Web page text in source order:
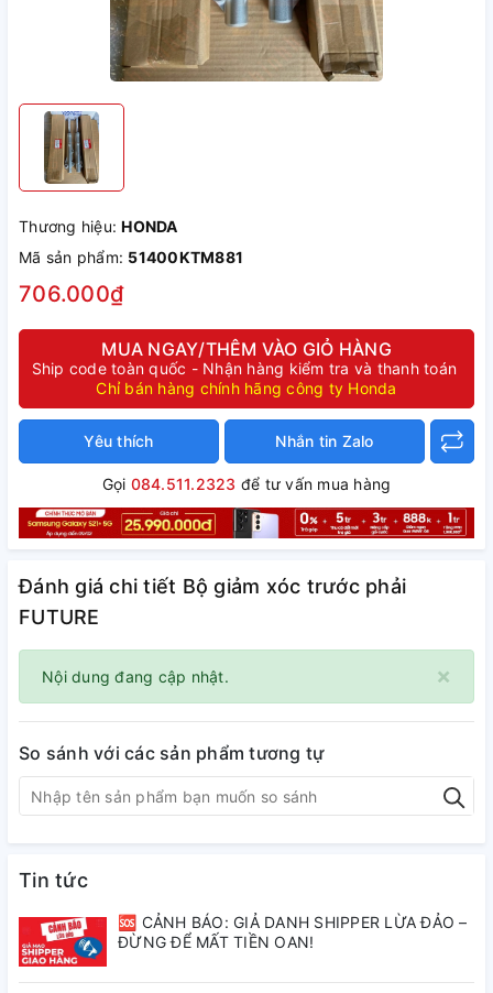
Thương hiệu:HONDA
Mã sản phẩm: 51400KTM881
706.000₫
MUA NGAY/THÊM VÀO GIỎ HÀNG
Ship code toàn quốc - Nhận hàng kiểm tra và thanh toán
Chỉ bán hàng chính hãng công ty Honda
Yêu thích Nhắn tin Zalo
Gọi 084.511.2323 để tư vấn mua hàng
Đánh giá chi tiết Bộ giảm xóc trước phải
FUTURE
×
Nội dung đang cập nhật.
So sánh với các sản phẩm tương tự
Tin tức
🆘 CẢNH BÁO: GIẢ DANH SHIPPER LỪA ĐẢO –
ĐỪNG ĐỂ MẤT TIỀN OAN!